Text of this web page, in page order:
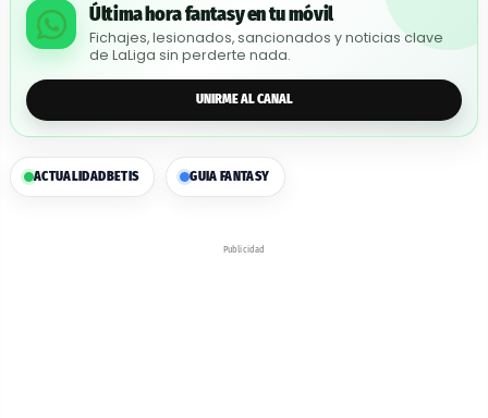
Última hora fantasy en tu móvil
Fichajes, lesionados, sancionados y noticias clave
de LaLiga sin perderte nada.
UNIRME AL CANAL
ACTUALIDADBETIS GUIA FANTASY
Publicidad